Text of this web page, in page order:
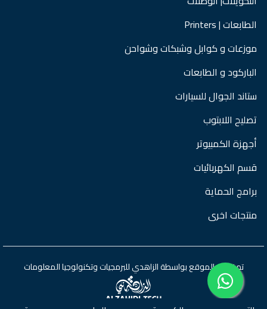
الطابعات | Printers
موزعات و كوابل وشبكات وشواحن
الباركود و الطابعات
ستاند الجوال للسيارات
تصليح اللابتوب
أجهزة الكمبيوتر
قسم الكهربائيات
برامج الحماية
منتجات اخرى
تم تطوير الموقع بواسطةالزاهدي للبرمجيات وتكنولوجيا المعلومات